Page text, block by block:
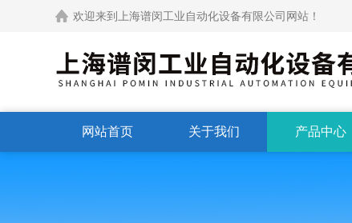
欢迎来到上海谱闵工业自动化设备有限公司网站！
网站首页 关于我们 产品中心